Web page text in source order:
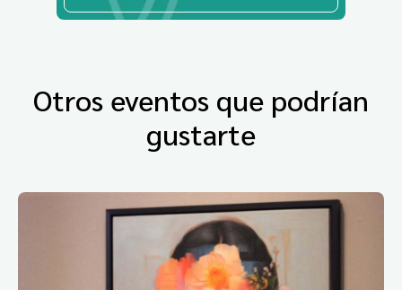
Otros eventos que podrían
gustarte